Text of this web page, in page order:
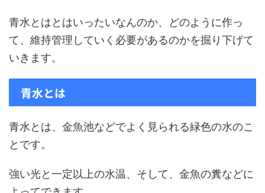
青水とはとはいったいなんのか、どのように作っ
て、維持管理していく必要があるのかを掘り下げて
いきます。
青水とは
青水とは、金魚池などでよく見られる緑色の水のこ
とです。
強い光と一定以上の水温、そして、金魚の糞などに